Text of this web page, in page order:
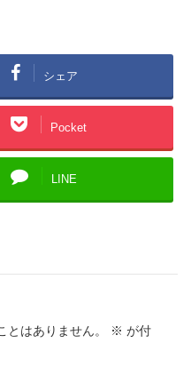
シェア
Pocket
LINE
とはありません。 ※ が付